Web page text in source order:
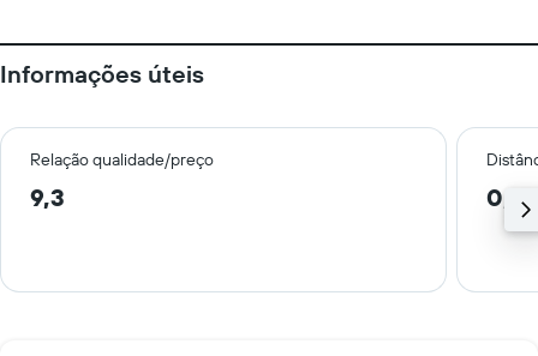
Informações úteis
Relação qualidade/preço
9,3 0,7